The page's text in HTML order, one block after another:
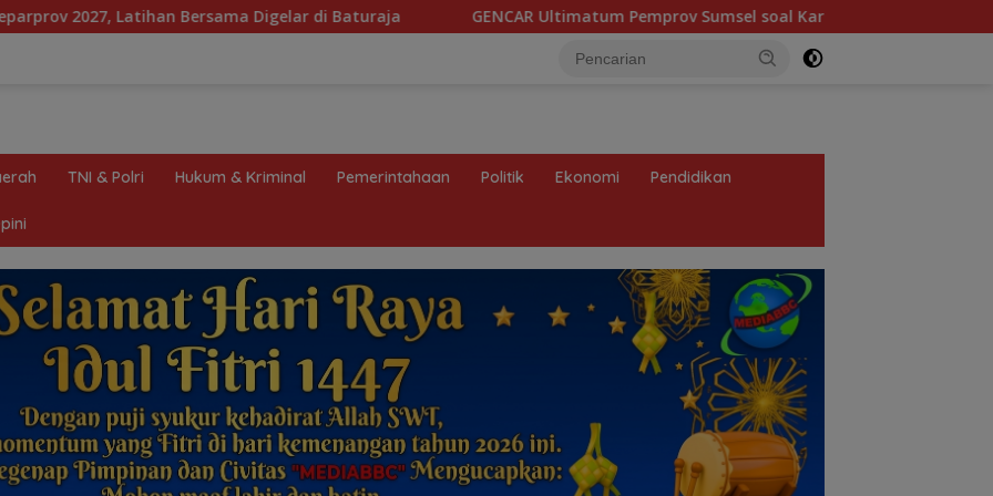
Bersama Digelar di Baturaja GENCAR Ultimatum Pemprov Sumsel soal Karhutla: Jangan Tunggu Asap Mengepung
TNI & Polri Hukum & Kriminal Pemerintahaan Politik Ekonomi Pendidikan